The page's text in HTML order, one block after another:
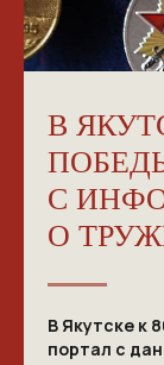
В
С
О
В Якутске к
портал с